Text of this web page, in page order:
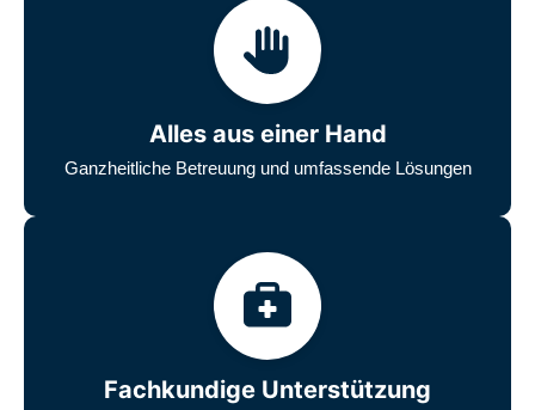
Alles aus einer Hand
Ganzheitliche Betreuung und umfassende Lösungen
Fachkundige Unterstützung